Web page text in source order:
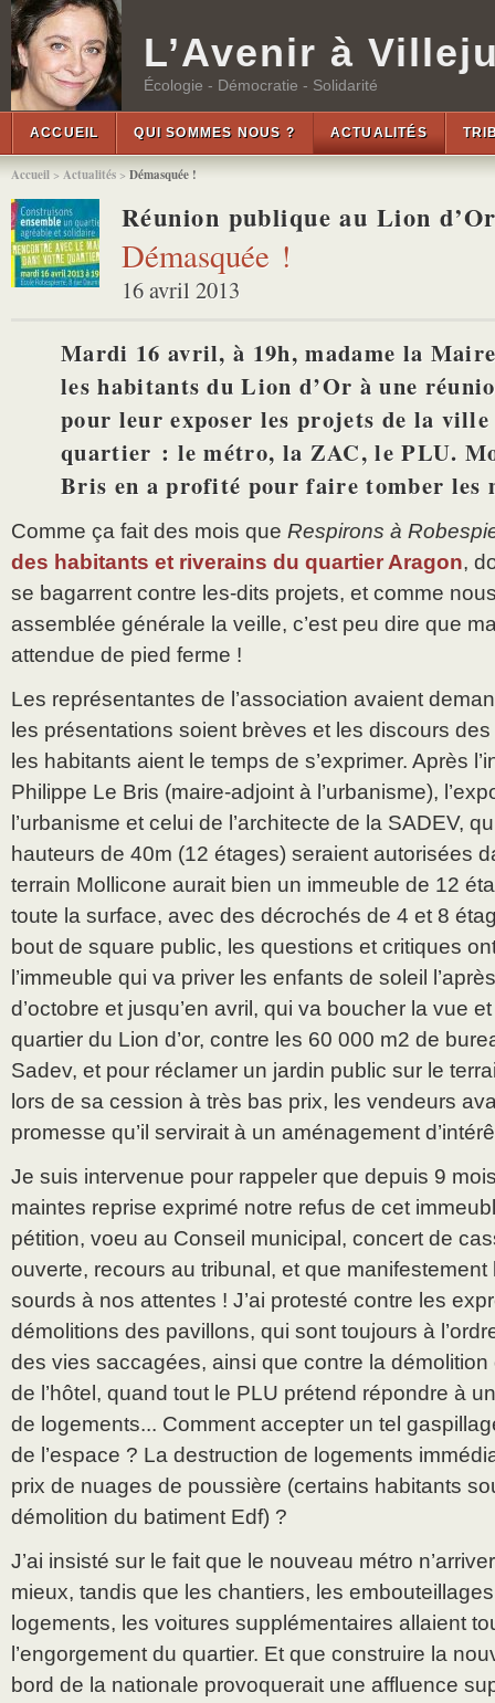
L’Avenir à
Écologie - Démocratie - Solidarité
ACCUEIL QUI SOMMES NOUS ? ACTUALITÉS
Accueil > Actualités > Démasquée !
Réunion publique au Lion
Démasquée !
16 avril 2013
Mardi 16 avril, à 19h, madame la
les habitants du Lion d’Or à une
pour leur exposer les projets de la
quartier : le métro, la ZAC, le PLU.
Bris en a profité pour faire tomber les
Comme ça fait des mois que Respirons à
des habitants et riverains du quartier Aragon,
se bagarrent contre les-dits projets, et comme
assemblée générale la veille, c’est peu dire que
attendue de pied ferme !
Les représentantes de l’association avaient
les présentations soient brèves et les discours
les habitants aient le temps de s’exprimer. Après
Philippe Le Bris (maire-adjoint à l’urbanisme),
l’urbanisme et celui de l’architecte de la SADEV,
hauteurs de 40m (12 étages) seraient autorisées
terrain Mollicone aurait bien un immeuble de 12
toute la surface, avec des décrochés de 4 et 8
bout de square public, les questions et critiques
l’immeuble qui va priver les enfants de soleil
d’octobre et jusqu’en avril, qui va boucher la vue
quartier du Lion d’or, contre les 60 000 m2 de
Sadev, et pour réclamer un jardin public sur le
lors de sa cession à très bas prix, les vendeurs
promesse qu’il servirait à un aménagement
Je suis intervenue pour rappeler que depuis 9
maintes reprise exprimé notre refus de cet
pétition, voeu au Conseil municipal, concert de
ouverte, recours au tribunal, et que manifestement
sourds à nos attentes ! J’ai protesté contre les
démolitions des pavillons, qui sont toujours à
des vies saccagées, ainsi que contre la
de l’hôtel, quand tout le PLU prétend répondre à
de logements... Comment accepter un tel
de l’espace ? La destruction de logements
prix de nuages de poussière (certains habitants
démolition du batiment Edf) ?
J’ai insisté sur le fait que le nouveau métro
mieux, tandis que les chantiers, les
logements, les voitures supplémentaires allaient
l’engorgement du quartier. Et que construire la
bord de la nationale provoquerait une affluence